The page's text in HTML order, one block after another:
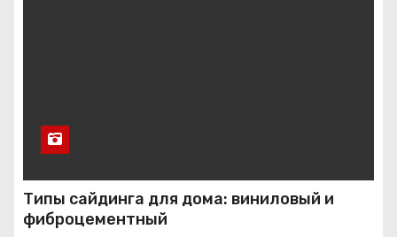
Типы сайдинга для дома: виниловый и
фиброцементный